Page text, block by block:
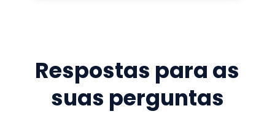
Respostas para as
suas perguntas